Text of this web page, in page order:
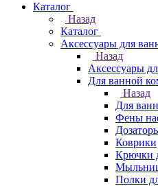
Каталог
Назад
Каталог
Аксессуары для
Назад
Аксессуары
Для ванной
Назад
Для
Фены
Коврики
Крючки
Полки